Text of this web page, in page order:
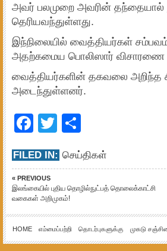
அவர் பலமுறை அவரின் தந்தையால்
தெரியவந்துள்ளது.
இந்நிலையில் வைத்தியர்கள்
அதற்கமைய பொலிஸார் விசாரணை
வைத்தியர்களின் தகவலை அறிந்த
அடைந்துள்ளனர்.
Facebook
Twitter
FILED IN: செய்திகள்
« PREVIOUS
இலங்கையில் புதிய தொழில்நுட்பத் தொலைக்காட்சி
வகைகள் அறிமுகம்!
HOME எம்மைப்பற்றி தொடர்புகளுக்கு முகடு